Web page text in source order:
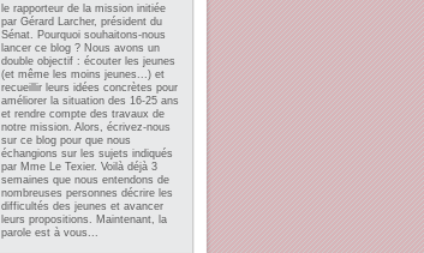
le rapporteur de la mission initiée
par Gérard Larcher, président du
Sénat. Pourquoi souhaitons-nous
lancer ce blog ? Nous avons un
double objectif : écouter les jeunes
(et même les moins jeunes...) et
recueillir leurs idées concrètes pour
améliorer la situation des 16-25 ans
et rendre compte des travaux de
notre mission. Alors, écrivez-nous
sur ce blog pour que nous
échangions sur les sujets indiqués
par Mme Le Texier. Voilà déjà 3
semaines que nous entendons de
nombreuses personnes décrire les
difficultés des jeunes et avancer
leurs propositions. Maintenant, la
parole est à vous...